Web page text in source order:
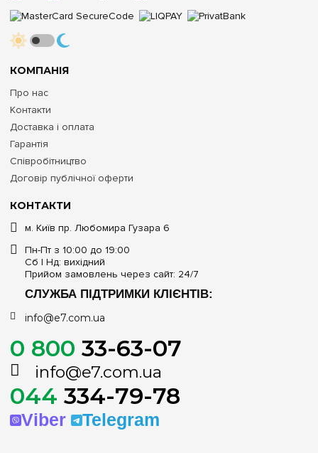
КОНТАКТИ
м. Київ пр. Любомира Гузара 6
Пн-Пт з 10:00 до 19:00
Сб | Нд: вихідний
Прийом замовлень через сайт: 24/7
СЛУЖБА ПІДТРИМКИ КЛІЄНТІВ:
info@e7.com.ua
0 800 33-63-07
info@e7.com.ua
044 334-79-78
Viber Telegram
КОМПАНІЯ
Про нас
Контакти
Доставка і оплата
Гарантія
Співробітництво
Договір публічної оферти